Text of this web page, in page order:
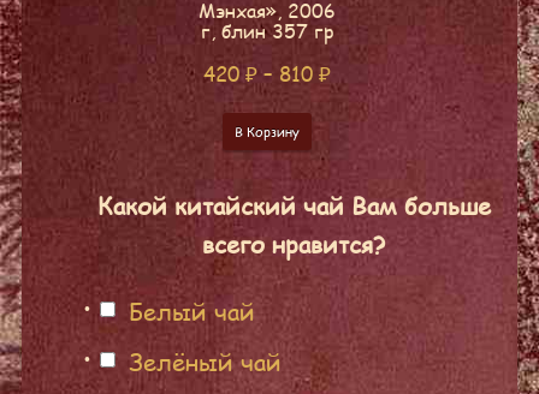
Мэнхая», 2006
г, блин 357 гр
420₽ – 810₽
В Корзину
Какой китайский чай Вам больше
всего нравится?
Белый чай
Зелёный чай